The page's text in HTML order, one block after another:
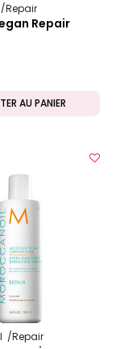
Repair
Repair
AU PANIER
Repair